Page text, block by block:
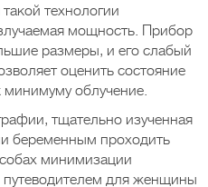
технологии
мощность. Прибор
размеры, и его слабый
оценить состояние
минимуму облучение.
тщательно изученная
беременным проходить
минимизации
для женщины